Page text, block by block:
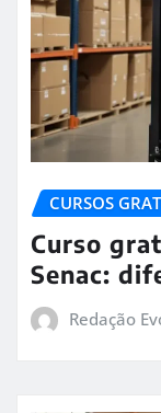
CURSOS
Curso
Senac:
Redação